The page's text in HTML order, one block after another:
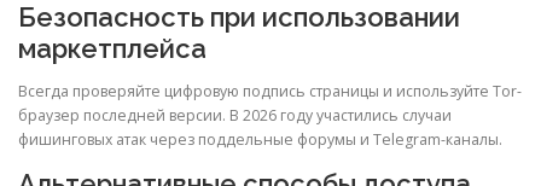
Безопасность при использовании
маркетплейса
Всегда проверяйте цифровую подпись страницы и используйте Tor-
браузер последней версии. В 2026 году участились случаи
фишинговых атак через поддельные форумы и Telegram-каналы.